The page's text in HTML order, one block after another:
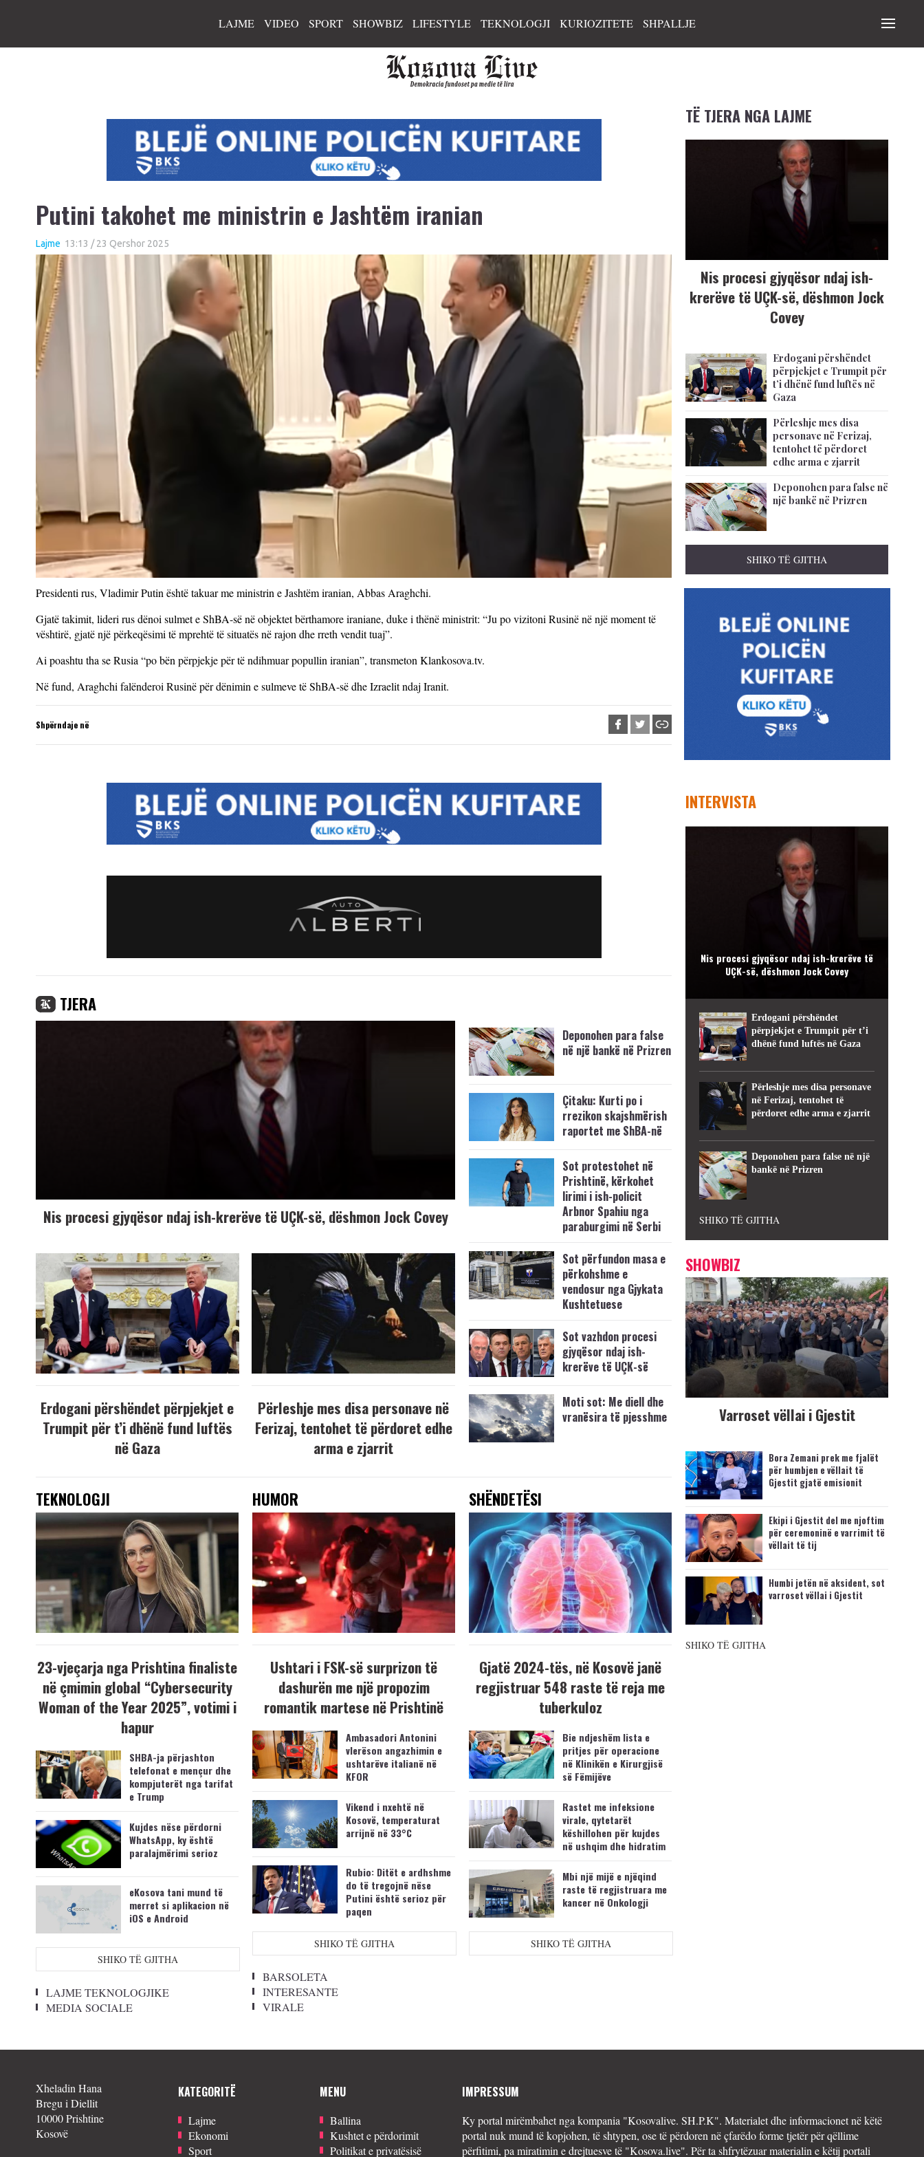
LAJME VIDEO SPORT SHOWBIZ LIFESTYLE TEKNOLOGJI KURIOZITETE SHPALLJE
Putini takohet me ministrin e Jashtëm iranian
Lajme 13:13 / 23 Qershor 2025
Presidenti rus, Vladimir Putin është takuar me ministrin e Jashtëm iranian, Abbas Araghchi.
Gjatë takimit, lideri rus dënoi sulmet e ShBA-së në objektet bërthamore iraniane, duke i thënë ministrit: “Ju po vizitoni Rusinë në një moment të
vështirë, gjatë një përkeqësimi të mprehtë të situatës në rajon dhe rreth vendit tuaj”.
Ai poashtu tha se Rusia “po bën përpjekje për të ndihmuar popullin iranian”, transmeton Klankosova.tv.
Në fund, Araghchi falënderoi Rusinë për dënimin e sulmeve të ShBA-së dhe Izraelit ndaj Iranit.
Shpërndaje në
TJERA
Nis procesi gjyqësor ndaj ish-krerëve të UÇK-së, dëshmon Jock Covey
Erdogani përshëndet përpjekjet e
Trumpit për t’i dhënë fund luftës
në Gaza
Përleshje mes disa personave në
Ferizaj, tentohet të përdoret edhe
arma e zjarrit
Deponohen para false
në një bankë në Prizren
Çitaku: Kurti po i
rrezikon skajshmërish
raportet me ShBA-në
Sot protestohet në
Prishtinë, kërkohet
lirimi i ish-policit
Arbnor Spahiu nga
paraburgimi në Serbi
Sot përfundon masa e
përkohshme e
vendosur nga Gjykata
Kushtetuese
Sot vazhdon procesi
gjyqësor ndaj ish-
krerëve të UÇK-së
Moti sot: Me diell dhe
vranësira të pjesshme
TEKNOLOGJI
23-vjeçarja nga Prishtina finaliste
në çmimin global “Cybersecurity
Woman of the Year 2025”, votimi i
hapur
SHBA-ja përjashton
telefonat e mençur dhe
kompjuterët nga tarifat
e Trump
Kujdes nëse përdorni
WhatsApp, ky është
paralajmërimi serioz
eKosova tani mund të
merret si aplikacion në
iOS e Android
SHIKO TË GJITHA
LAJME TEKNOLOGJIKE
MEDIA SOCIALE
HUMOR
Ushtari i FSK-së surprizon të
dashurën me një propozim
romantik martese në Prishtinë
Ambasadori Antonini
vlerëson angazhimin e
ushtarëve italianë në
KFOR
Vikend i nxehtë në
Kosovë, temperaturat
arrijnë në 33°C
Rubio: Ditët e ardhshme
do të tregojnë nëse
Putini është serioz për
paqen
SHIKO TË GJITHA
BARSOLETA
INTERESANTE
VIRALE
SHËNDETËSI
Gjatë 2024-tës, në Kosovë janë
regjistruar 548 raste të reja me
tuberkuloz
Bie ndjeshëm lista e
pritjes për operacione
në Klinikën e Kirurgjisë
së Fëmijëve
Rastet me infeksione
virale, qytetarët
këshillohen për kujdes
në ushqim dhe hidratim
Mbi një mijë e njëqind
raste të regjistruara me
kancer në Onkologji
SHIKO TË GJITHA
TË TJERA NGA LAJME
Nis procesi gjyqësor ndaj ish-
krerëve të UÇK-së, dëshmon Jock
Covey
Erdogani përshëndet
përpjekjet e Trumpit për
t’i dhënë fund luftës në
Gaza
Përleshje mes disa
personave në Ferizaj,
tentohet të përdoret
edhe arma e zjarrit
Deponohen para false në
një bankë në Prizren
SHIKO TË GJITHA
INTERVISTA
Nis procesi gjyqësor ndaj ish-krerëve të
UÇK-së, dëshmon Jock Covey
Erdogani përshëndet
përpjekjet e Trumpit për t’i
dhënë fund luftës në Gaza
Përleshje mes disa personave
në Ferizaj, tentohet të
përdoret edhe arma e zjarrit
Deponohen para false në një
bankë në Prizren
SHIKO TË GJITHA
SHOWBIZ
Varroset vëllai i Gjestit
Bora Zemani prek me fjalët
për humbjen e vëllait të
Gjestit gjatë emisionit
Ekipi i Gjestit del me njoftim
për ceremoninë e varrimit të
vëllait të tij
Humbi jetën në aksident, sot
varroset vëllai i Gjestit
SHIKO TË GJITHA
Xheladin Hana
Bregu i Diellit
10000 Prishtine
Kosovë
KATEGORITË
Lajme
Ekonomi
Sport
MENU
Ballina
Kushtet e përdorimit
Politikat e privatësisë
IMPRESSUM
Ky portal mirëmbahet nga kompania "Kosovalive. SH.P.K". Materialet dhe informacionet në këtë
portal nuk mund të kopjohen, të shtypen, ose të përdoren në çfarëdo forme tjetër për qëllime
përfitimi, pa miratimin e drejtuesve të "Kosova.live". Për ta shfrytëzuar materialin e këtij portali